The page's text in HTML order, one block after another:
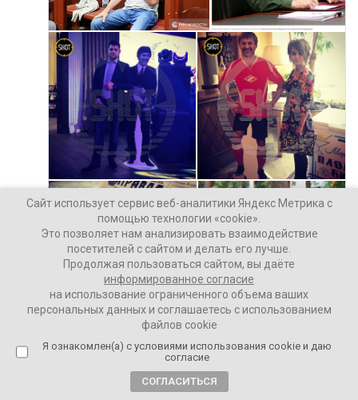
Сайт использует сервис веб-аналитики Яндекс Метрика с
помощью технологии «cookie».
Это позволяет нам анализировать взаимодействие
посетителей с сайтом и делать его лучше.
Продолжая пользоваться сайтом, вы даёте
информированное согласие
на использование ограниченного объема ваших
персональных данных и соглашаетесь с использованием
файлов cookie
Я ознакомлен(а) с условиями использования cookie и даю
согласие
СОГЛАСИТЬСЯ